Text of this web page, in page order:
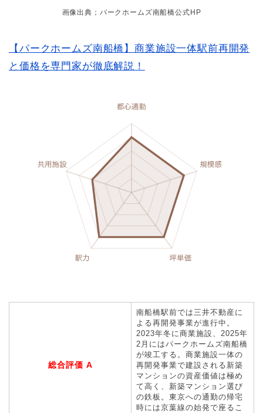
画像出典；パークホームズ南船橋公式HP
【パークホームズ南船橋】商業施設一体駅前再開発
と価格を専門家が徹底解説！
総合評価 A
南船橋駅前では三井不動産に
よる再開発事業が進行中。
2023年冬に商業施設、2025年
2月にはパークホームズ南船橋
が竣工する。商業施設一体の
再開発事業で建設される新築
マンションの資産価値は極め
て高く、新築マンション選び
の鉄板。東京への通勤の帰宅
時には京葉線の始発で座るこ